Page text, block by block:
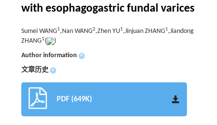
with esophagogastric fundal varices
Sumei WANG1,Nan WANG2,Zhen YU1,Jinjuan ZHANG1,Jiandong
ZHANG1(
)
Author information +
文章历史 +
PDF (649K)